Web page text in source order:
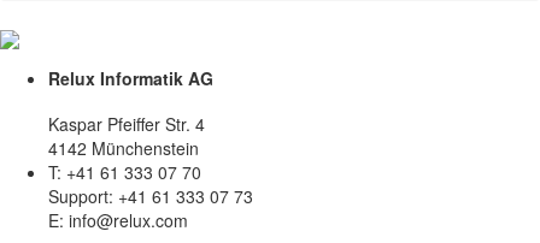
Relux Informatik AG
Kaspar Pfeiffer Str. 4
4142 Münchenstein
T: +41 61 333 07 70
Support: +41 61 333 07 73
E: info@relux.com